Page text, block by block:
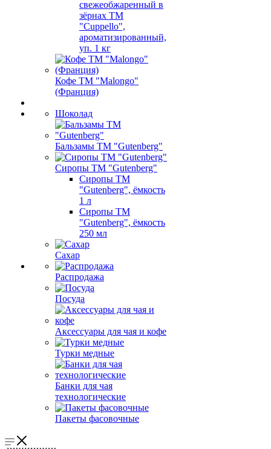
свежеобжаренный в
зёрнах ТМ
"Cuppello",
ароматизированный,
уп. 1 кг
Кофе ТМ "Malongo"
(Франция)
Шоколад
Бальзамы ТМ "Gutenberg"
Сиропы ТМ "Gutenberg"
Сиропы ТМ
"Gutenberg", ёмкость
1 л
Сиропы ТМ
"Gutenberg", ёмкость
250 мл
Сахар
Распродажа
Посуда
Аксессуары для чая и кофе
Турки медные
Банки для чая
технологические
Пакеты фасовочные